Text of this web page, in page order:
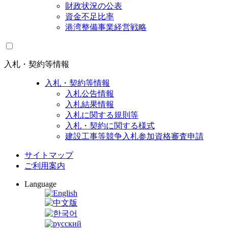
財政状況の公表
資金不足比率
港湾整備事業経営戦略
入札・契約等情報
入札・契約等情報
入札公告情報
入札結果情報
入札に関する規則等
入札・契約に関する様式
建設工事等競争入札参加資格審査申請
サイトマップ
ご利用案内
Language